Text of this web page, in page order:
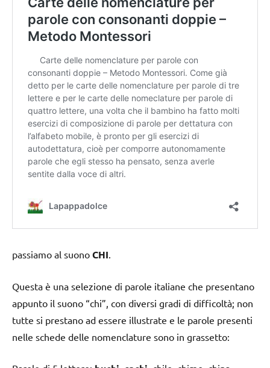
passiamo al suono CHI
Questa è una selezione di parole italiane che presentano
appunto il suono “chi”, con diversi gradi di difficoltà; non
tutte si prestano ad essere illustrate e le parole presenti
nelle schede delle nomenclature sono in grassetto: